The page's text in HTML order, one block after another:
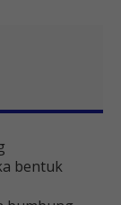
bentuk